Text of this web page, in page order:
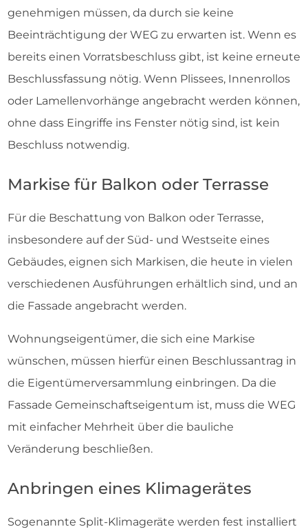
genehmigen müssen, da durch sie keine
Beeinträchtigung der WEG zu erwarten ist. Wenn es
bereits einen Vorratsbeschluss gibt, ist keine erneute
Beschlussfassung nötig. Wenn Plissees, Innenrollos
oder Lamellenvorhänge angebracht werden können,
ohne dass Eingriffe ins Fenster nötig sind, ist kein
Beschluss notwendig.
Markise für Balkon oder Terrasse
Für die Beschattung von Balkon oder Terrasse,
insbesondere auf der Süd- und Westseite eines
Gebäudes, eignen sich Markisen, die heute in vielen
verschiedenen Ausführungen erhältlich sind, und an
die Fassade angebracht werden.
Wohnungseigentümer, die sich eine Markise
wünschen, müssen hierfür einen Beschlussantrag in
die Eigentümerversammlung einbringen. Da die
Fassade Gemeinschaftseigentum ist, muss die WEG
mit einfacher Mehrheit über die bauliche
Veränderung beschließen.
Anbringen eines Klimagerätes
Sogenannte Split-Klimageräte werden fest installiert